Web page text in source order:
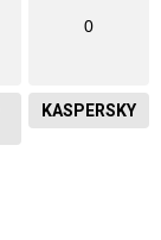
0
KASPERSKY